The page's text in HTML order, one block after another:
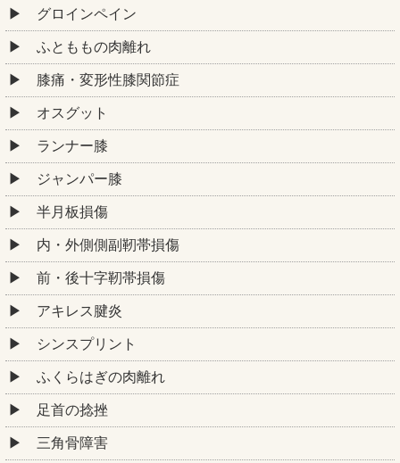
グロインペイン
ふとももの肉離れ
膝痛・変形性膝関節症
オスグット
ランナー膝
ジャンパー膝
半月板損傷
内・外側側副靭帯損傷
前・後十字靭帯損傷
アキレス腱炎
シンスプリント
ふくらはぎの肉離れ
足首の捻挫
三角骨障害